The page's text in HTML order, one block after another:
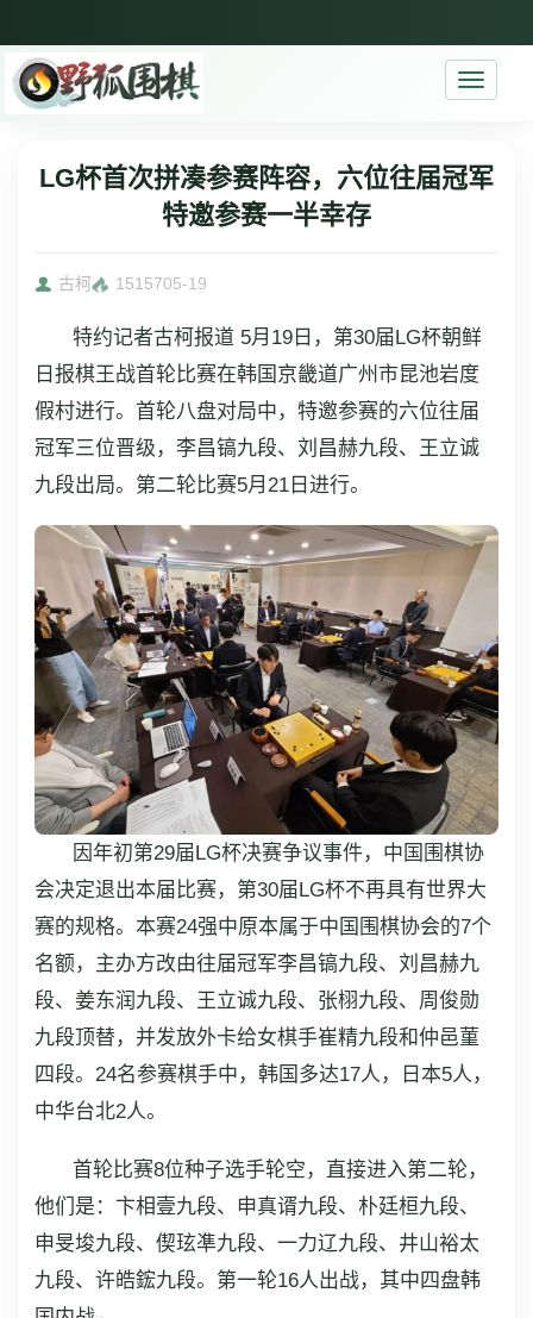
Toggle
LG杯首次拼凑参赛阵容，六位往届冠军
特邀参赛一半幸存
古柯 1515705-19
特约记者古柯报道 5月19日，第30届LG杯朝鲜
日报棋王战首轮比赛在韩国京畿道广州市昆池岩度
假村进行。首轮八盘对局中，特邀参赛的六位往届
冠军三位晋级，李昌镐九段、刘昌赫九段、王立诚
九段出局。第二轮比赛5月21日进行。
因年初第29届LG杯决赛争议事件，中国围棋协
会决定退出本届比赛，第30届LG杯不再具有世界大
赛的规格。本赛24强中原本属于中国围棋协会的7个
名额，主办方改由往届冠军李昌镐九段、刘昌赫九
段、姜东润九段、王立诚九段、张栩九段、周俊勋
九段顶替，并发放外卡给女棋手崔精九段和仲邑菫
四段。24名参赛棋手中，韩国多达17人，日本5人，
中华台北2人。
首轮比赛8位种子选手轮空，直接进入第二轮，
他们是：卞相壹九段、申真谞九段、朴廷桓九段、
申旻埈九段、偰玹凖九段、一力辽九段、井山裕太
九段、许皓鋐九段。第一轮16人出战，其中四盘韩